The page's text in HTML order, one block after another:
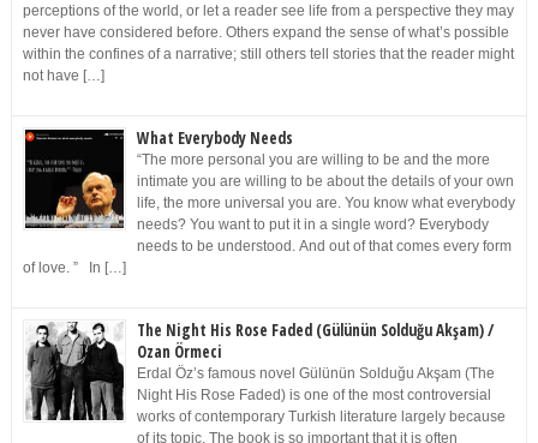
perceptions of the world, or let a reader see life from a perspective they may
never have considered before. Others expand the sense of what’s possible
within the confines of a narrative; still others tell stories that the reader might
not have […]
What Everybody Needs
“The more personal you are willing to be and the more
intimate you are willing to be about the details of your own
life, the more universal you are. You know what everybody
needs? You want to put it in a single word? Everybody
needs to be understood. And out of that comes every form
of love. ” In […]
The Night His Rose Faded (Gülünün Solduğu Akşam) /
Ozan Örmeci
Erdal Öz’s famous novel Gülünün Solduğu Akşam (The
Night His Rose Faded) is one of the most controversial
works of contemporary Turkish literature largely because
of its topic. The book is so important that it is often